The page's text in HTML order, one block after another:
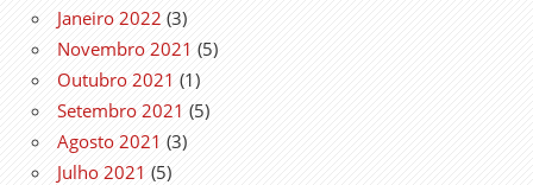
Janeiro 2022 (3)
Novembro 2021 (5)
Outubro 2021 (1)
Setembro 2021 (5)
Agosto 2021 (3)
Julho 2021 (5)